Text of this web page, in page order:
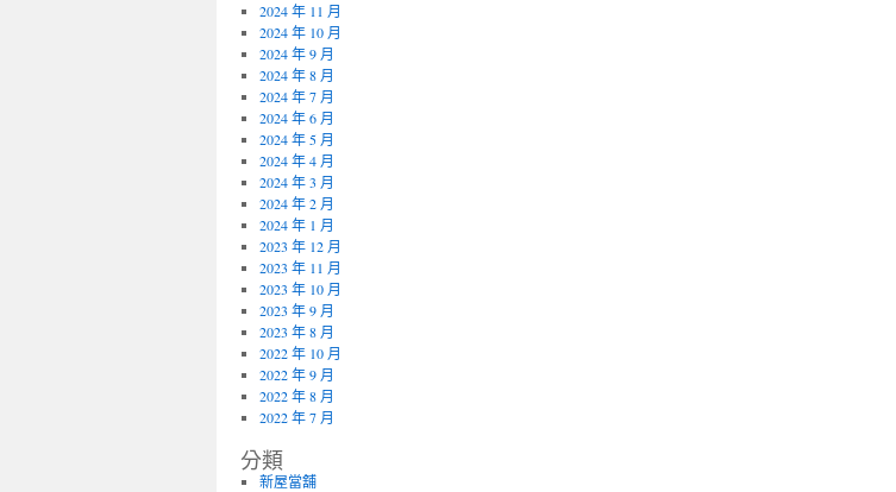
2024 年 11 月
2024 年 10 月
2024 年 9 月
2024 年 8 月
2024 年 7 月
2024 年 6 月
2024 年 5 月
2024 年 4 月
2024 年 3 月
2024 年 2 月
2024 年 1 月
2023 年 12 月
2023 年 11 月
2023 年 10 月
2023 年 9 月
2023 年 8 月
2022 年 10 月
2022 年 9 月
2022 年 8 月
2022 年 7 月
分類
新屋當舖